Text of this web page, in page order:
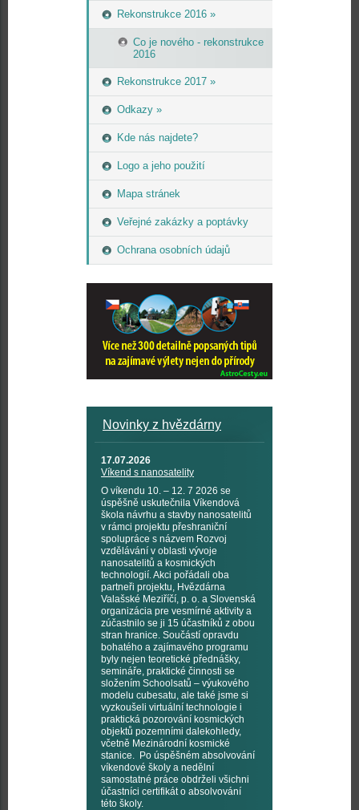
Rekonstrukce 2016 »
Co je nového - rekonstrukce
2016
Rekonstrukce 2017 »
Odkazy »
Kde nás najdete?
Logo a jeho použití
Mapa stránek
Veřejné zakázky a poptávky
Ochrana osobních údajů
Novinky z hvězdárny
17.07.2026
Víkend s nanosatelity
O víkendu 10. – 12. 7 2026 se
úspěšně uskutečnila Víkendová
škola návrhu a stavby nanosatelitů
v rámci projektu přeshraniční
spolupráce s názvem Rozvoj
vzdělávání v oblasti vývoje
nanosatelitů a kosmických
technologií. Akci pořádali oba
partneři projektu, Hvězdárna
Valašské Meziříčí, p. o. a Slovenská
organizácia pre vesmírné aktivity a
zúčastnilo se ji 15 účastníků z obou
stran hranice. Součástí opravdu
bohatého a zajímavého programu
byly nejen teoretické přednášky,
semináře, praktické činnosti se
složením Schoolsatů – výukového
modelu cubesatu, ale také jsme si
vyzkoušeli virtuální technologie i
praktická pozorování kosmických
objektů pozemními dalekohledy,
včetně Mezinárodní kosmické
stanice. Po úspěšném absolvování
víkendové školy a nedělní
samostatné práce obdrželi všichni
účastníci certifikát o absolvování
této školy.